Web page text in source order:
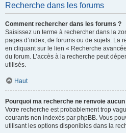
Recherche dans les forums
Comment rechercher dans les forums ?
Saisissez un terme à rechercher dans la
pages d’index, de forums ou de sujets. La
en cliquant sur le lien « Recherche
du forum. L’accès à la recherche peut
utilisés.
Haut
Pourquoi ma recherche ne renvoie
Votre recherche est probablement trop
courants non indexés par phpBB. Vous
utilisant les options disponibles dans la